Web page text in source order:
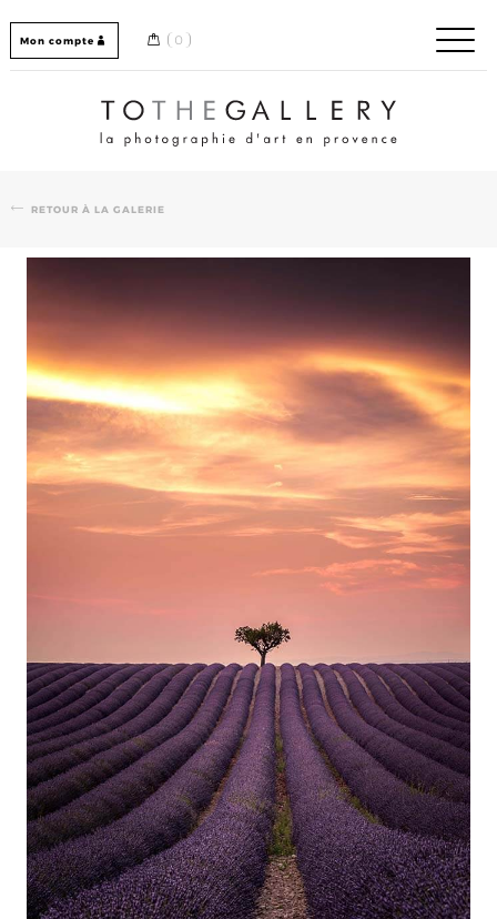
Mon compte 0
Home / Accueil
RETOUR À LA GALERIE